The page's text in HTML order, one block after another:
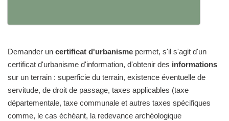
Demander un certificat d'urbanisme permet, s'il s'agit d'un
certificat d'urbanisme d'information, d'obtenir des informations
sur un terrain : superficie du terrain, existence éventuelle de
servitude, de droit de passage, taxes applicables (taxe
départementale, taxe communale et autres taxes spécifiques
comme, le cas échéant, la redevance archéologique